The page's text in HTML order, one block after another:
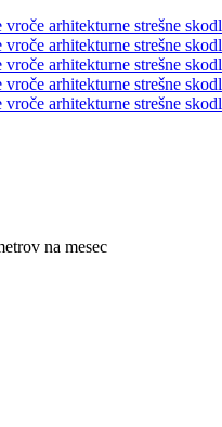
na mesec